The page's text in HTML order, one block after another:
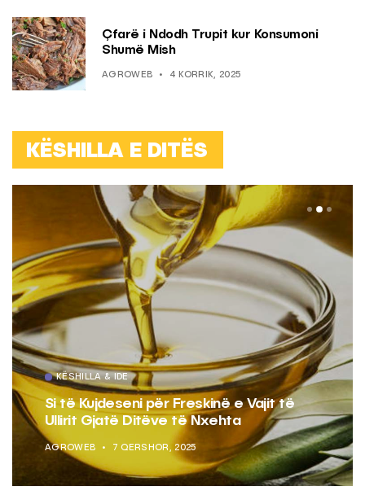
Çfarë i Ndodh Trupit kur Konsumoni
Shumë Mish
AGROWEB 4 KORRIK, 2025
KËSHILLA E DITËS
KËSHILLA & IDE
Si të Kujdeseni për Freskinë e Vajit të
Ullirit Gjatë Ditëve të Nxehta
AGROWEB 7 QERSHOR, 2025